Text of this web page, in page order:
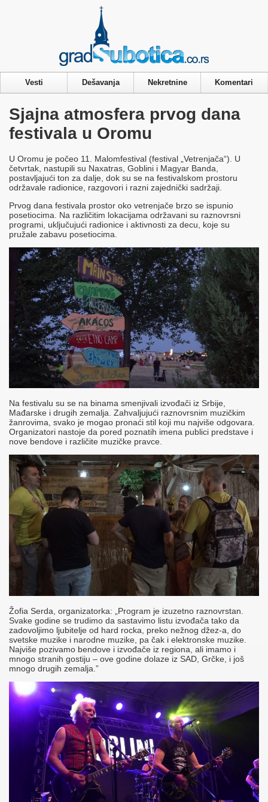
Vesti Dešavanja Nekretnine Komentari
Sjajna atmosfera prvog dana
festivala u Oromu
U Oromu je počeo 11. Malomfestival (festival „Vetrenjača“). U
četvrtak, nastupili su Naxatras, Goblini i Magyar Banda,
postavljajući ton za dalje, dok su se na festivalskom prostoru
održavale radionice, razgovori i razni zajednički sadržaji.
Prvog dana festivala prostor oko vetrenjače brzo se ispunio
posetiocima. Na različitim lokacijama održavani su raznovrsni
programi, uključujući radionice i aktivnosti za decu, koje su
pružale zabavu posetiocima.
Na festivalu su se na binama smenjivali izvođači iz Srbije,
Mađarske i drugih zemalja. Zahvaljujući raznovrsnim muzičkim
žanrovima, svako je mogao pronaći stil koji mu najviše odgovara.
Organizatori nastoje da pored poznatih imena publici predstave i
nove bendove i različite muzičke pravce.
Žofia Serda, organizatorka: „Program je izuzetno raznovrstan.
Svake godine se trudimo da sastavimo listu izvođača tako da
zadovoljimo ljubitelje od hard rocka, preko nežnog džez-a, do
svetske muzike i narodne muzike, pa čak i elektronske muzike.
Najviše pozivamo bendove i izvođače iz regiona, ali imamo i
mnogo stranih gostiju – ove godine dolaze iz SAD, Grčke, i još
mnogo drugih zemalja.”
Privacy & Cookies Policy